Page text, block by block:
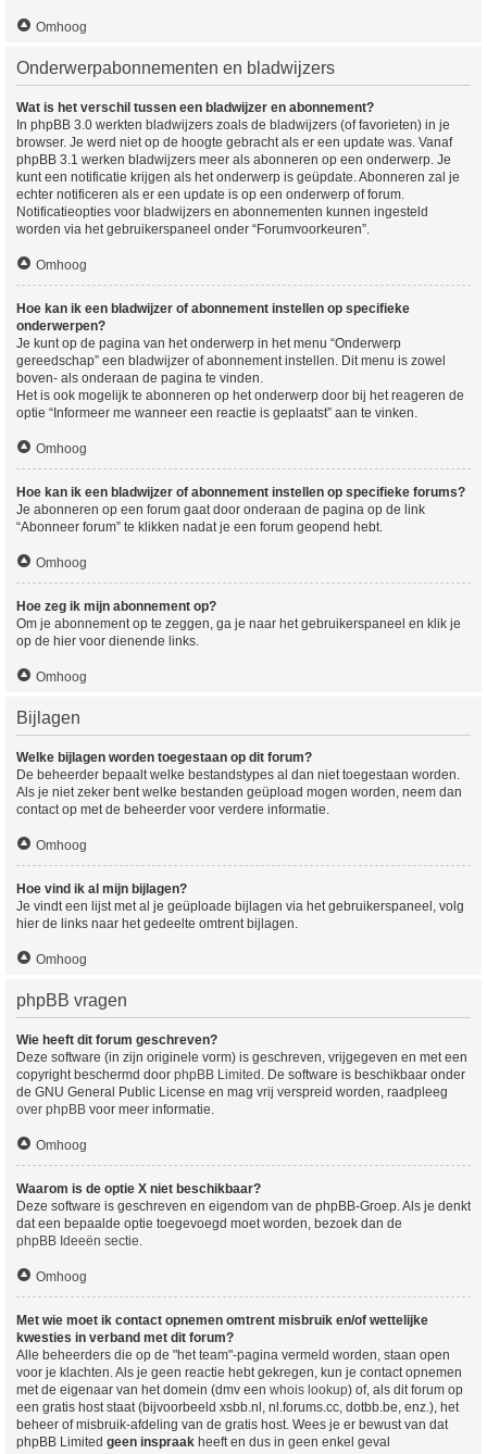
Omhoog
Onderwerpabonnementen en bladwijzers
Wat is het verschil tussen een bladwijzer en abonnement?
In phpBB 3.0 werkten bladwijzers zoals de bladwijzers (of favorieten) in je
browser. Je werd niet op de hoogte gebracht als er een update was. Vanaf
phpBB 3.1 werken bladwijzers meer als abonneren op een onderwerp. Je
kunt een notificatie krijgen als het onderwerp is geüpdate. Abonneren zal je
echter notificeren als er een update is op een onderwerp of forum.
Notificatieopties voor bladwijzers en abonnementen kunnen ingesteld
worden via het gebruikerspaneel onder “Forumvoorkeuren”.
Omhoog
Hoe kan ik een bladwijzer of abonnement instellen op specifieke
onderwerpen?
Je kunt op de pagina van het onderwerp in het menu “Onderwerp
gereedschap” een bladwijzer of abonnement instellen. Dit menu is zowel
boven- als onderaan de pagina te vinden.
Het is ook mogelijk te abonneren op het onderwerp door bij het reageren de
optie “Informeer me wanneer een reactie is geplaatst” aan te vinken.
Omhoog
Hoe kan ik een bladwijzer of abonnement instellen op specifieke forums?
Je abonneren op een forum gaat door onderaan de pagina op de link
“Abonneer forum” te klikken nadat je een forum geopend hebt.
Omhoog
Hoe zeg ik mijn abonnement op?
Om je abonnement op te zeggen, ga je naar het gebruikerspaneel en klik je
op de hier voor dienende links.
Omhoog
Bijlagen
Welke bijlagen worden toegestaan op dit forum?
De beheerder bepaalt welke bestandstypes al dan niet toegestaan worden.
Als je niet zeker bent welke bestanden geüpload mogen worden, neem dan
contact op met de beheerder voor verdere informatie.
Omhoog
Hoe vind ik al mijn bijlagen?
Je vindt een lijst met al je geüploade bijlagen via het gebruikerspaneel, volg
hier de links naar het gedeelte omtrent bijlagen.
Omhoog
phpBB vragen
Wie heeft dit forum geschreven?
Deze software (in zijn originele vorm) is geschreven, vrijgegeven en met een
copyright beschermd door phpBB Limited . De software is beschikbaar onder
de GNU General Public License en mag vrij verspreid worden, raadpleeg
over phpBB voor meer informatie.
Omhoog
Waarom is de optie X niet beschikbaar?
Deze software is geschreven en eigendom van de phpBB-Groep. Als je denkt
dat een bepaalde optie toegevoegd moet worden, bezoek dan de
phpBB Ideeën sectie.
Omhoog
Met wie moet ik contact opnemen omtrent misbruik en/of wettelijke
kwesties in verband met dit forum?
Alle beheerders die op de "het team"-pagina vermeld worden, staan open
voor je klachten. Als je geen reactie hebt gekregen, kun je contact opnemen
met de eigenaar van het domein (dmv een whois lookup) of, als dit forum op
een gratis host staat (bijvoorbeeld xsbb.nl, nl.forums.cc, dotbb.be, enz.), het
beheer of misbruik-afdeling van de gratis host. Wees je er bewust van dat
phpBB Limited geen inspraak heeft en dus in geen enkel geval